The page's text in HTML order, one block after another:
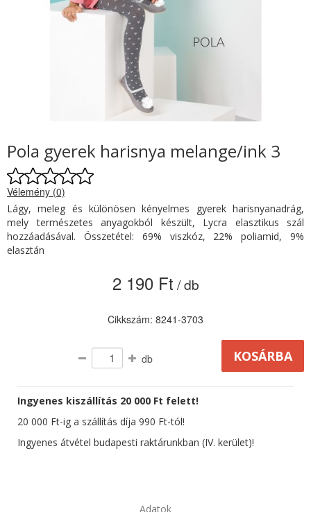
Pola gyerek harisnya melange/ink 3
Vélemény (0)
Lágy, meleg és különösen kényelmes gyerek harisnyanadrág,
mely természetes anyagokból készült, Lycra elasztikus szál
hozzáadásával. Összetétel: 69% viszkóz, 22% poliamid, 9%
elasztán
2 190 Ft / db
Cikkszám: 8241-3703
db
Ingyenes kiszállítás 20 000 Ft felett!
20 000 Ft-ig a szállítás díja 990 Ft-tól!
Ingyenes átvétel budapesti raktárunkban (IV. kerület)!
Adatok